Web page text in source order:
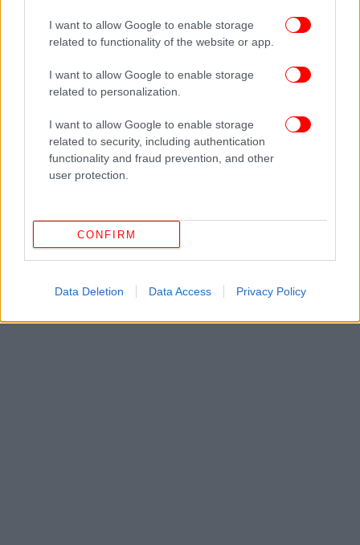
I want to allow Google to enable storage
related to functionality of the website or app.
I want to allow Google to enable storage
related to personalization.
I want to allow Google to enable storage
related to security, including authentication
functionality and fraud prevention, and other
user protection.
CONFIRM
Data Deletion Data Access Privacy Policy
Το Δημοτικό Θέατρο Πειραιά παρουσιάζει: TZENH
TZENH
Ένα ηλιόλουστο Ρέκβιεμ / Σκηνοθεσία: Νίκος
Καραθάνος
Πρεμιέρα: Πέμπτη 23 Απριλίου / Η προπώληση
άρχισε!